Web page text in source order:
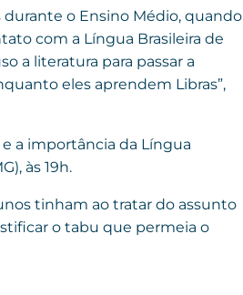
o Ensino Médio, quando
com a Língua Brasileira de
a literatura para passar a
eles aprendem Libras”,
a importância da Língua
às 19h.
tinham ao tratar do assunto
o tabu que permeia o